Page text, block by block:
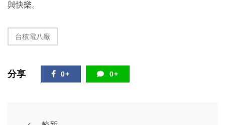
與快樂。
台積電八廠
分享 0+ 0+